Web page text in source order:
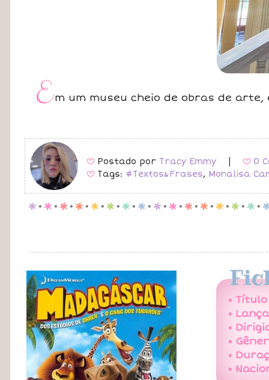
Em um museu cheio de obras de arte,
B Postado por Tracy Emmy B 0
B Tags: #Textos&Frases, Monalisa
p . p . p . p . p . p . p . p . p . p . p . p . p . p . p .
•
•
•
•
•
•